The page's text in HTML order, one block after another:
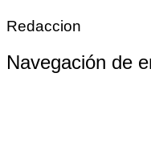
Redaccion
Navegación de